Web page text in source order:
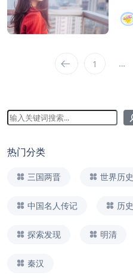
1 …
热门分类
三国两晋 世界历史
中国名人传记 历
探索发现 明清
秦汉